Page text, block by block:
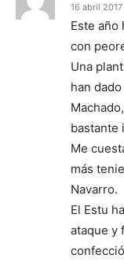
16 abril 2017
Este año
con
Una
han
bastante
Me
más
Navarro.
El Estu
ataque y